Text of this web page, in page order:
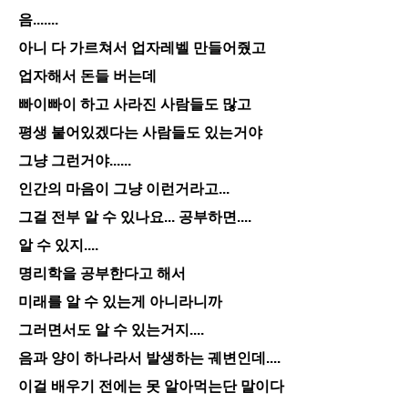
음.......
아니 다 가르쳐서 업자레벨 만들어줬고
업자해서 돈들 버는데
빠이빠이 하고 사라진 사람들도 많고
평생 붙어있겠다는 사람들도 있는거야
그냥 그런거야......
인간의 마음이 그냥 이런거라고...
그걸 전부 알 수 있나요... 공부하면....
알 수 있지....
명리학을 공부한다고 해서
미래를 알 수 있는게 아니라니까
그러면서도 알 수 있는거지....
음과 양이 하나라서 발생하는 궤변인데....
이걸 배우기 전에는 못 알아먹는단 말이다